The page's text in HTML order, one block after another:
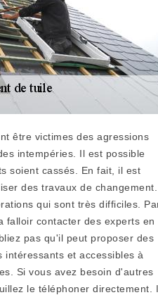
être victimes des agressions
intempéries. Il est possible
soient cassés. En fait, il est
des travaux de changement.
qui sont très difficiles.
falloir contacter des experts en
pas qu'il peut proposer des
intéressants et accessibles à
Si vous avez besoin d'autres
le téléphoner directement.